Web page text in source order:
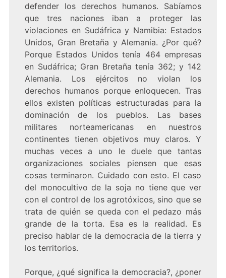
defender los derechos humanos. Sabíamos
que tres naciones iban a proteger las
violaciones en Sudáfrica y Namibia: Estados
Unidos, Gran Bretaña y Alemania. ¿Por qué?
Porque Estados Unidos tenía 464 empresas
en Sudáfrica; Gran Bretaña tenía 362; y 142
Alemania. Los ejércitos no violan los
derechos humanos porque enloquecen. Tras
ellos existen políticas estructuradas para la
dominación de los pueblos. Las bases
militares norteamericanas en nuestros
continentes tienen objetivos muy claros. Y
muchas veces a uno le duele que tantas
organizaciones sociales piensen que esas
cosas terminaron. Cuidado con esto. El caso
del monocultivo de la soja no tiene que ver
con el control de los agrotóxicos, sino que se
trata de quién se queda con el pedazo más
grande de la torta. Esa es la realidad. Es
preciso hablar de la democracia de la tierra y
los territorios.
Porque, ¿qué significa la democracia?, ¿poner